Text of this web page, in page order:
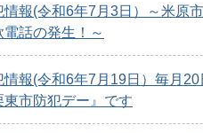
情報(令和6年7月3日）～米原
電話の発生！～
情報(令和6年7月19日）毎月20
東市防犯デー』です